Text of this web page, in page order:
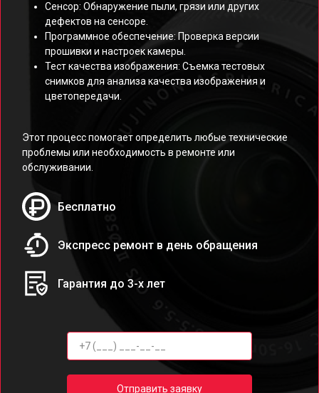
Сенсор: Обнаружение пыли, грязи или других
дефектов на сенсоре.
Программное обеспечение: Проверка версии
прошивки и настроек камеры.
Тест качества изображения: Съемка тестовых
снимков для анализа качества изображения и
цветопередачи.
Этот процесс помогает определить любые технические
проблемы или необходимость в ремонте или
обслуживании.
Бесплатно
Экспресс ремонт в день обращения
Гарантия до 3-х лет
Отправить заявку